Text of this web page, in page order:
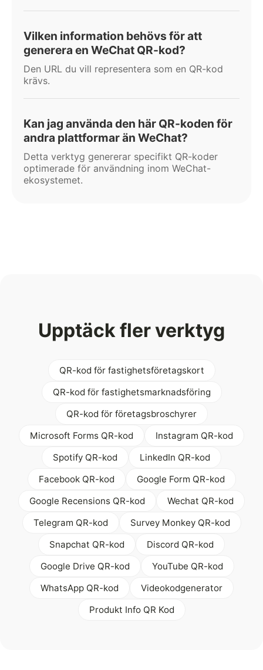
Vilken information behövs för att
generera en WeChat QR-kod?
Den URL du vill representera som en QR-kod
krävs.
Kan jag använda den här QR-koden för
andra plattformar än WeChat?
Detta verktyg genererar specifikt QR-koder
optimerade för användning inom WeChat-
ekosystemet.
Upptäck fler verktyg
QR-kod för fastighetsföretagskort
QR-kod för fastighetsmarknadsföring
QR-kod för företagsbroschyrer
Microsoft Forms QR-kod
Instagram QR-kod
Spotify QR-kod
LinkedIn QR-kod
Facebook QR-kod
Google Form QR-kod
Google Recensions QR-kod
Wechat QR-kod
Telegram QR-kod
Survey Monkey QR-kod
Snapchat QR-kod
Discord QR-kod
Google Drive QR-kod
YouTube QR-kod
WhatsApp QR-kod
Videokodgenerator
Produkt Info QR Kod